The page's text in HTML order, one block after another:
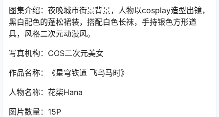
图集介绍：夜晚城市街景‌背景，人物以cosplay造型‌出镜，‌
黑白配色的蓬松裙装‌，搭配‌白色长袜‌，手持‌银色方形道
具‌，风格‌二次元动漫风。
写真机构：COS二次元美女
作品名称：《星穹铁道 飞鸟马时》
人物名称：花柒Hana
图片数量：15P